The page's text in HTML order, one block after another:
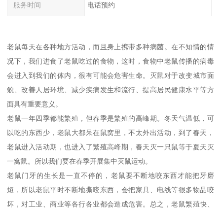
服务时间 电话预约
老鼠每天在各种地方活动，而且身上携带多种病菌。在不知情的情
况下，我们进食了老鼠吃过的食物，这时，食物中老鼠传播的病毒
会进入到我们的体内，很有可能会危害生命。灭鼠对于改变城市面
貌、改善人居环境、减少疾病发生和流行、提高居民健康水平等方
面具有重要意义。
老鼠一年四季都能繁殖，但春季是繁殖的高峰期。冬天气温低，可
以吃的东西少，老鼠大都呆在鼠窝里，不太外出活动，到了春天，
老鼠进入活动期，也进入了繁殖高峰期，春天灭一只鼠等于夏天灭
一窝鼠。所以我们要在春季开展集中灭鼠运动。
老鼠门牙的生长是一直不停的，老鼠要不断地咬东西才能把牙磨
短，所以老鼠平时不断地撕咬东西，会把家具、电线等很多物品咬
坏，对工业、商业等各行各业都会造成危害。总之，老鼠繁殖快、